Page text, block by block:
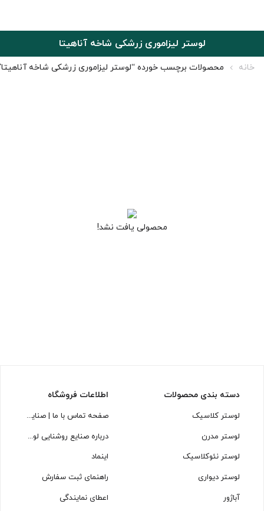
لوستر لیزاموری زرشکی شاخه آناهیتا
خانه محصولات برچسب خورده “لوستر لیزاموری زرشکی شاخه
محصولی یافت نشد!
دسته بندی محصولات
لوستر کلاسیک
لوستر مدرن
لوستر نئوکلاسیک
لوستر دیواری
آباژور
اطلاعات فروشگاه
صفحه تماس با ما | صنایع روشنایی لوسترسازان
درباره صنایع روشنایی لوسترسازان
اینماد
راهنمای ثبت سفارش
اعطای نمایندگی